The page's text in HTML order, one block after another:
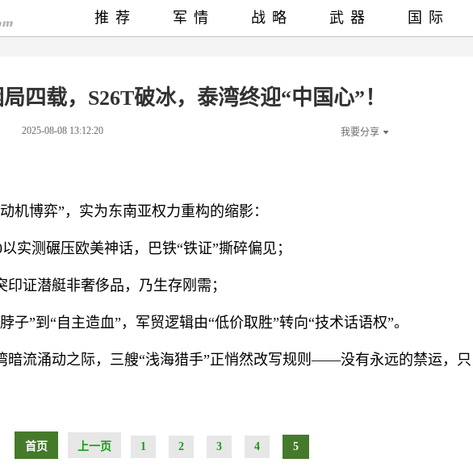
四载，S26T破冰，泰湾终迎“中国心”！
2025-08-08 13:12:20 我要分享
机博弈”，实为东南亚权力重构的缩影：
实测碾压欧美神话，巴铁“铁证”撕碎偏见；
证潜艇非奢侈品，乃生存刚需；
子”到“自主造血”，军贸逻辑由“低价取胜”转向“技术话语权”。
暗流涌动之际，三艘“浅海猎手”正悄然改写规则——没有永远的禁运，只
首页 上一页 1 2 3 4 5
推荐 军情 战略 武器 国际